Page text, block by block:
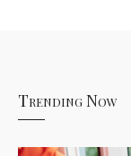
Trending Now